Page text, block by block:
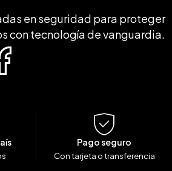
en seguridad para proteger
con tecnología de vanguardia.
Pago seguro
Con tarjeta o transferencia